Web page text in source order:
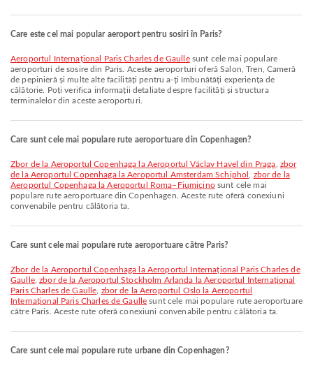
Care este cel mai popular aeroport pentru sosiri în Paris?
Aeroportul Internațional Paris Charles de Gaullesunt cele mai populare
aeroporturi de sosire din Paris. Aceste aeroporturi oferă Salon, Tren, Cameră
de pepinieră și multe alte facilități pentru a-ți îmbunătăți experiența de
călătorie. Poți verifica informații detaliate despre facilități și structura
terminalelor din aceste aeroporturi.
Care sunt cele mai populare rute aeroportuare din Copenhagen?
zbor de la Aeroportul Copenhaga la Aeroportul Václav Havel din Praga zbor
de la Aeroportul Copenhaga la Aeroportul Amsterdam Schiphol
zbor de la
Aeroportul Copenhaga la Aeroportul Roma–Fiumicinosunt cele mai
populare rute aeroportuare din Copenhagen. Aceste rute oferă conexiuni
convenabile pentru călătoria ta.
Care sunt cele mai populare rute aeroportuare către Paris?
zbor de la Aeroportul Copenhaga la Aeroportul Internațional Paris Charles de
Gaulle,zbor de la Aeroportul Stockholm Arlanda la Aeroportul Internațional
Paris Charles de Gaulle zbor de la Aeroportul Oslo la Aeroportul
Internațional Paris Charles de Gaulle sunt cele mai populare rute aeroportuare
către Paris. Aceste rute oferă conexiuni convenabile pentru călătoria ta.
Care sunt cele mai populare rute urbane din Copenhagen?